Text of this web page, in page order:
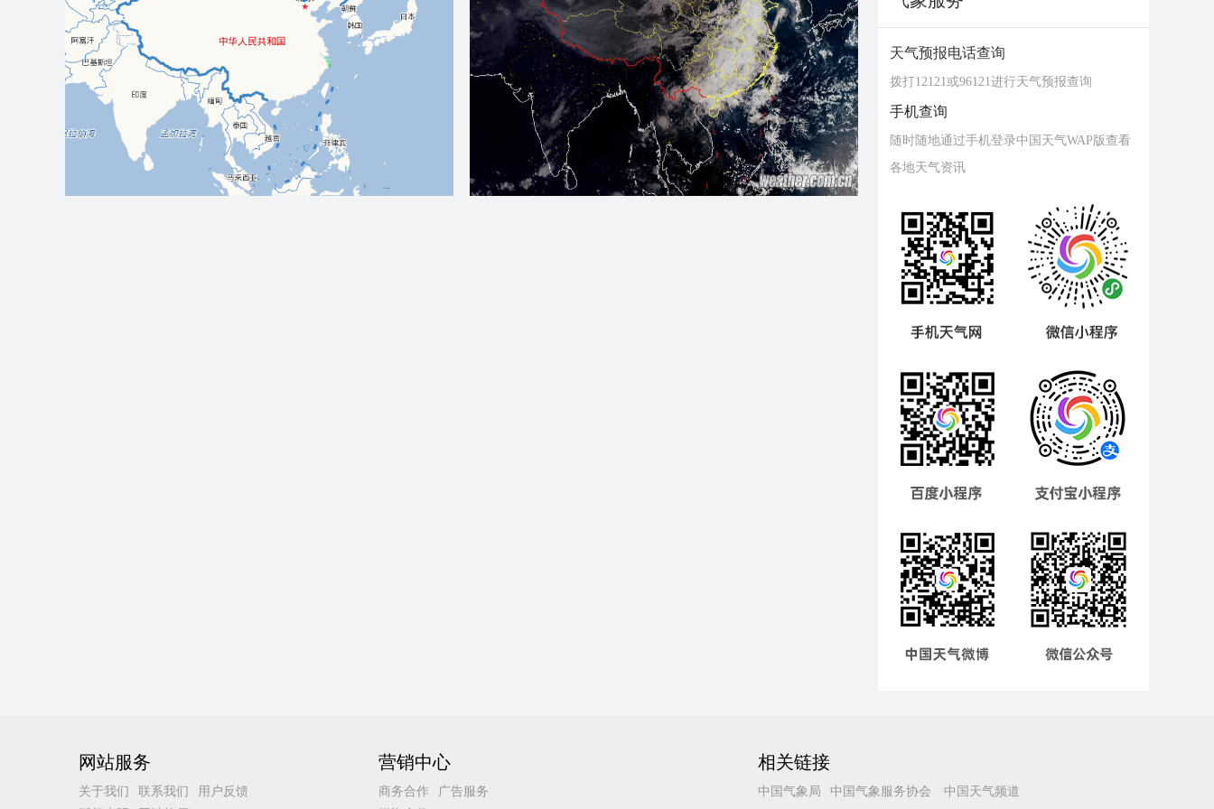
天气预报电话查询
拨打12121或96121进行天气预报查询
手机查询
随时随地通过手机登录中国天气WAP版查看
各地天气资讯
网站服务
关于我们 联系我们
用户反馈
营销中心
商务合作
广告服务
相关链接
中国气象局 中国气象服务协会 中国天气频道